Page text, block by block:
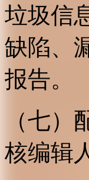
垃圾信
缺陷、
报告。
（七
核编辑